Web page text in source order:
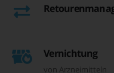
Vernichtung
von Arzneimitteln